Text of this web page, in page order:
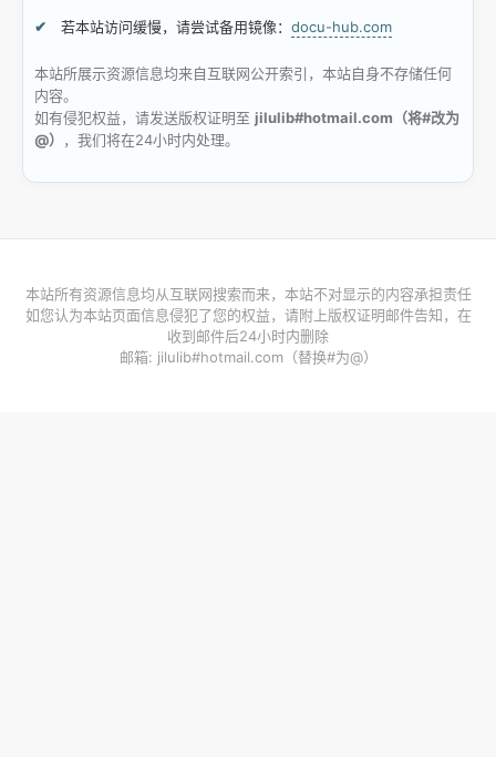
若本站访问缓慢，请尝试备用镜像： docu-hub.com
本站所展示资源信息均来自互联网公开索引，本站自身不存储任何
内容。
如有侵犯权益，请发送版权证明至 jilulib#hotmail.com（将#改为
@）
，我们将在24小时内处理。
本站所有资源信息均从互联网搜索而来，本站不对显示的内容承担责任
如您认为本站页面信息侵犯了您的权益，请附上版权证明邮件告知，在
收到邮件后24小时内删除
邮箱: jilulib#hotmail.com（替换#为@）